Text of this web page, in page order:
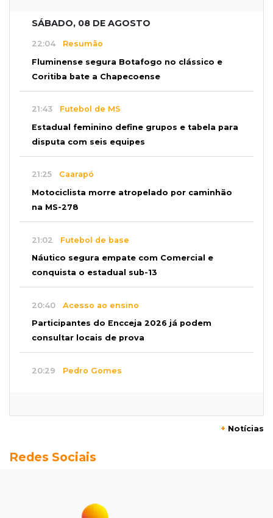
SÁBADO, 08 DE AGOSTO
22:04 Resumão
Fluminense segura Botafogo no clássico e
Coritiba bate a Chapecoense
21:43 Futebol de MS
Estadual feminino define grupos e tabela para
disputa com seis equipes
21:25 Caarapó
Motociclista morre atropelado por caminhão
na MS-278
21:02 Futebol de base
Náutico segura empate com Comercial e
conquista o estadual sub-13
20:40 Acesso ao ensino
Participantes do Encceja 2026 já podem
consultar locais de prova
20:29 Pedro Gomes
Pantanal treina em Goiânia antes de jogo que
Campeonato Brasileiro
+ Notícias
Redes Sociais